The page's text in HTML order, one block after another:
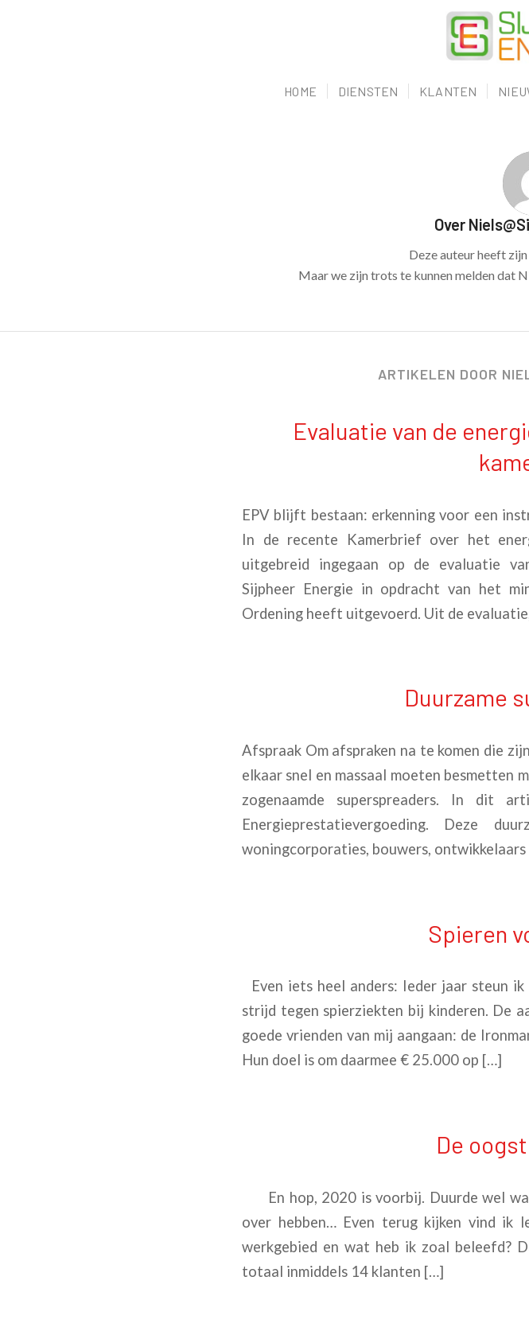
HOME DIENSTEN KLANTEN
Over
Deze auteur heeft
Maar we zijn trots te kunnen melden dat
ARTIKELEN DOOR
Evaluatie van de
EPV blijft bestaan: erkenning voor een
In de recente Kamerbrief over het
uitgebreid ingegaan op de evaluatie
Sijpheer Energie in opdracht van het
Ordening heeft uitgevoerd. Uit de
Duurzame
Afspraak Om afspraken na te komen die
elkaar snel en massaal moeten besmetten
zogenaamde superspreaders. In dit
Energieprestatievergoeding. Deze
woningcorporaties, bouwers,
Spieren
Even iets heel anders: Ieder jaar steun
strijd tegen spierziekten bij kinderen. De
goede vrienden van mij aangaan: de
Hun doel is om daarmee € 25.000 op […]
De
En hop, 2020 is voorbij. Duurde wel
over hebben… Even terug kijken vind ik
werkgebied en wat heb ik zoal beleefd?
totaal inmiddels 14 klanten […]